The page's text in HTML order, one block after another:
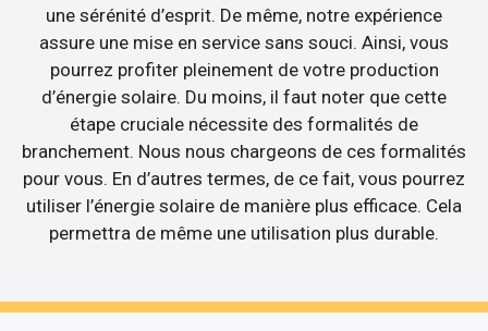
une sérénité d’esprit. De même, notre expérience
assure une mise en service sans souci. Ainsi, vous
pourrez profiter pleinement de votre production
d’énergie solaire. Du moins, il faut noter que cette
étape cruciale nécessite des formalités de
branchement. Nous nous chargeons de ces formalités
pour vous. En d’autres termes, de ce fait, vous pourrez
utiliser l’énergie solaire de manière plus efficace. Cela
permettra de même une utilisation plus durable.